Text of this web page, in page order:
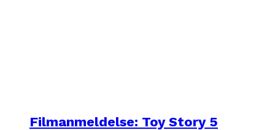
Filmanmeldelse: Toy Story 5